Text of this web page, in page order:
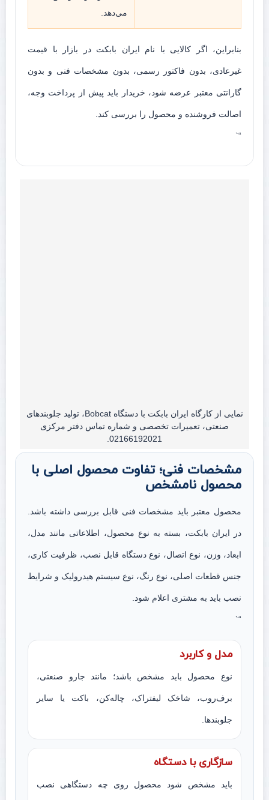
می‌دهد.
بنابراین، اگر کالایی با نام ایران بابکت در بازار با قیمت
غیرعادی، بدون فاکتور رسمی، بدون مشخصات فنی و بدون
گارانتی معتبر عرضه شود، خریدار باید پیش از پرداخت وجه،
اصالت فروشنده و محصول را بررسی کند.
“`
نمایی از کارگاه ایران بابکت با دستگاه Bobcat، تولید جلوبندهای
صنعتی، تعمیرات تخصصی و شماره تماس دفتر مرکزی
02166192021.
مشخصات فنی؛ تفاوت محصول اصلی با
محصول نامشخص
محصول معتبر باید مشخصات فنی قابل بررسی داشته باشد.
در ایران بابکت، بسته به نوع محصول، اطلاعاتی مانند مدل،
ابعاد، وزن، نوع اتصال، نوع دستگاه قابل نصب، ظرفیت کاری،
جنس قطعات اصلی، نوع رنگ، نوع سیستم هیدرولیک و شرایط
نصب باید به مشتری اعلام شود.
“`
مدل و کاربرد
نوع محصول باید مشخص باشد؛ مانند جارو صنعتی،
برف‌روب، شاخک لیفتراک، چاله‌کن، باکت یا سایر
جلوبندها.
سازگاری با دستگاه
باید مشخص شود محصول روی چه دستگاهی نصب